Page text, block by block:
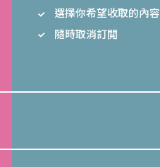
選擇你希望收取的內容
隨時取消訂閲